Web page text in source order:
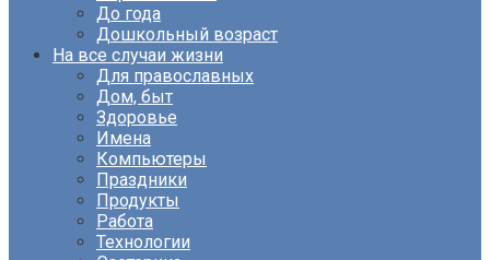
До года
Дошкольный возраст
На все случаи жизни
Для православных
Дом, быт
Здоровье
Имена
Компьютеры
Праздники
Продукты
Работа
Технологии